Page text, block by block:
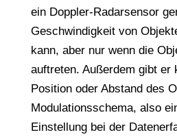
ein Doppler-Radarsensor
Geschwindigkeit von
kann, aber nur wenn die
auftreten. Außerdem gibt er
Position oder Abstand des
Modulationsschema, also
Einstellung bei der